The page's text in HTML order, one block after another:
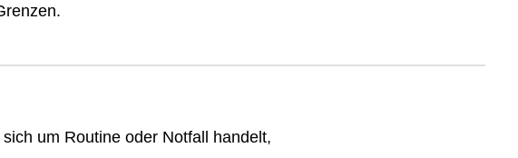
um Routine oder Notfall handelt,